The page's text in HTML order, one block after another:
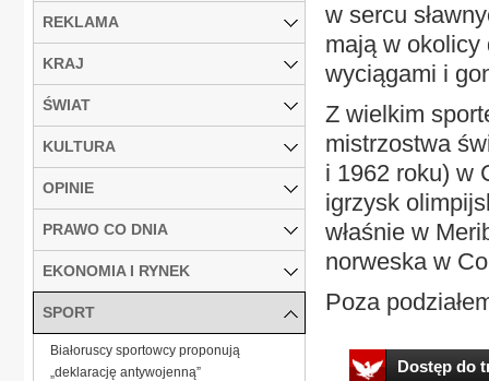
w sercu
mają w okolicy
wyciągami i
Z wielkim
mistrzostwa
i 1962 roku) w
igrzysk
właśnie w
norweska w
Poza
Dostęp do
REKLAMA
KRAJ
ŚWIAT
KULTURA
OPINIE
PRAWO CO DNIA
EKONOMIA I RYNEK
SPORT
Białoruscy sportowcy proponują
„deklarację antywojenną”